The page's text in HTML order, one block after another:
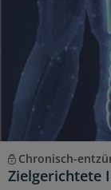
Chronisch-
Zielgerichtete